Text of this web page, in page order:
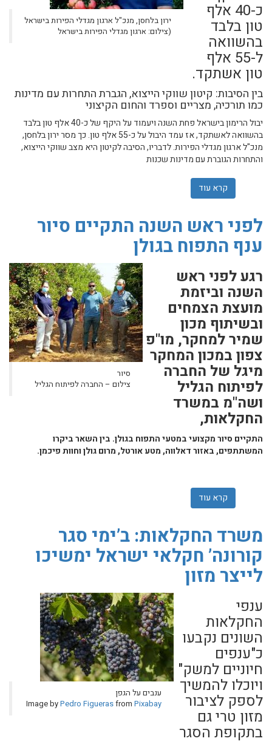
ירון בלחסן, מנכ"ל ארגון מגדלי הפירות בישראל
(צילום: ארגון מגדלי הפירות בישראל
כ-40 אלף
טון בלבד
בהשוואה
ל-55 אלף
טון אשתקד.
בין הסיבות: קיטון שווקי הייצוא, הגברת התחרות עם מדינות
כמו תורכיה, מצריים וספרד והחום הקיצוני
יבול הרימון בישראל פחת השנה ויעמוד על היקף של כ-40 אלף טון בלבד
בהשוואה לאשתקד, אז עמד היבול על כ-55 אלף טון. כך מסר ירון בלחסן,
מנכ"ל ארגון מגדלי הפירות. לדבריו, הסיבה לקיטון היא מצב שווקי הייצוא,
והתחרות הגוברת עם מדינות שכנות
קרא עוד
לפני ראש השנה התקיים סיור
ענף התפוח בגולן
סיור
צילום – החברה לפיתוח הגליל
רגע לפני ראש
השנה וביזמת
מועצת הצמחים
ובשיתוף מכון
שמיר למחקר, מו"פ
צפון במכון המחקר
מיגל של החברה
לפיתוח הגליל
ושה"מ במשרד
החקלאות,
התקיים סיור מקצועי במטעי התפוח בגולן. בין השאר ביקרו
המשתתפים, באזור דאלווה, מטע אורטל, מרום גולן וחוות פיכמן.
קרא עוד
משרד החקלאות: ב’ימי סגר
קורונה’ חקלאי ישראל ימשיכו
לייצר מזון
ענבים על הגפן
Image byPedro Figuerasfrom Pixabay
ענפי
החקלאות
השונים נקבעו
כ"ענפים
חיוניים למשק"
ויוכלו להמשיך
לספק לציבור
מזון טרי גם
בתקופת הסגר